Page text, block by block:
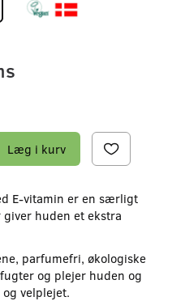
Læg i kurv
E-vitamin er en særligt
huden et ekstra
parfumefri, økologiske
og plejer huden og
velplejet.